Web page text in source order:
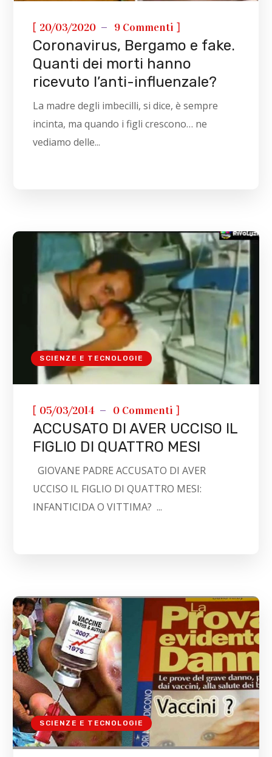
[ 20/03/2020 9 Commenti ]
Coronavirus, Bergamo e fake.
Quanti dei morti hanno
ricevuto l’anti-influenzale?
La madre degli imbecilli, si dice, è sempre
incinta, ma quando i figli crescono… ne
vediamo delle...
SCIENZE E TECNOLOGIE
[ 05/03/2014 0 Commenti ]
ACCUSATO DI AVER UCCISO IL
FIGLIO DI QUATTRO MESI
GIOVANE PADRE ACCUSATO DI AVER
UCCISO IL FIGLIO DI QUATTRO MESI:
INFANTICIDA O VITTIMA? ...
SCIENZE E TECNOLOGIE